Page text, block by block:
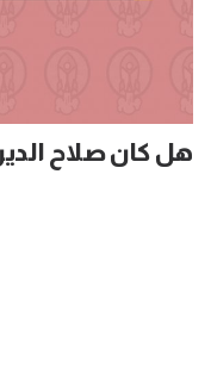
هل كان صلاح